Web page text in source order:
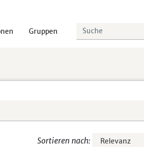
Gruppen
Sortieren nach